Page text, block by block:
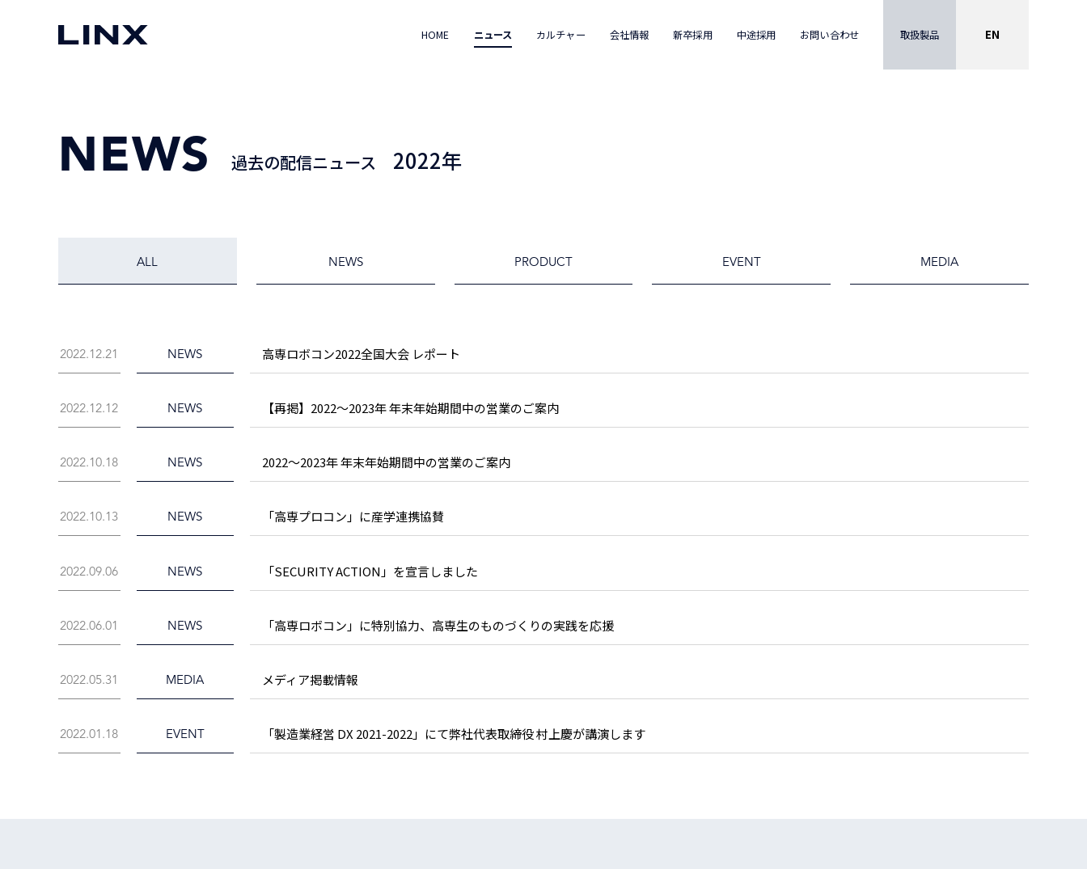
HOME ニュース カルチャー 会社情報 新卒採用 中途採用 お問い合わせ 取扱製品 EN
NEWS 過去の配信ニュース 2022年
ALL NEWS PRODUCT EVENT MEDIA
2022.12.21 NEWS 高専ロボコン2022全国大会 レポート
2022.12.12 NEWS 【再掲】2022～2023年 年末年始期間中の営業のご案内
2022.10.18 NEWS 2022～2023年 年末年始期間中の営業のご案内
2022.10.13 NEWS 「高専プロコン」に産学連携協賛
2022.09.06 NEWS 「SECURITY ACTION」を宣言しました
2022.06.01 NEWS 「高専ロボコン」に特別協力、高専生のものづくりの実践を応援
2022.05.31 MEDIA メディア掲載情報
2022.01.18 EVENT 「製造業経営 DX 2021-2022」にて弊社代表取締役 村上慶が講演します